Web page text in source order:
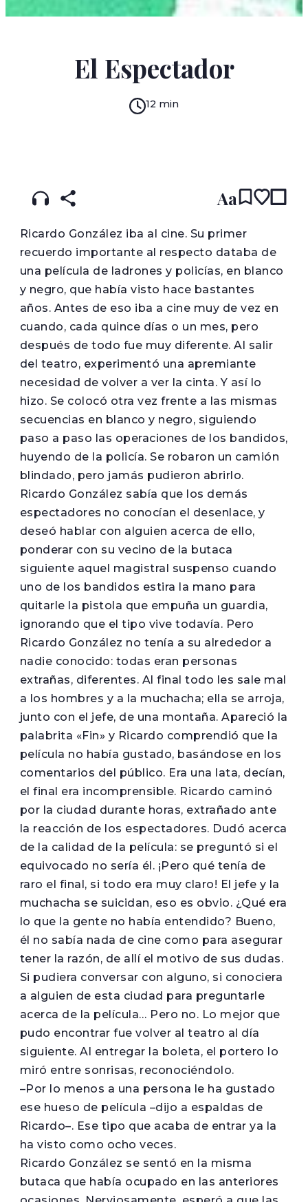
El Espectador
12 min
Aa
Ricardo González iba al cine. Su primer
recuerdo importante al respecto databa de
una película de ladrones y policías, en blanco
y negro, que había visto hace bastantes
años. Antes de eso iba a cine muy de vez en
cuando, cada quince días o un mes, pero
después de todo fue muy diferente. Al salir
del teatro, experimentó una apremiante
necesidad de volver a ver la cinta. Y así lo
hizo. Se colocó otra vez frente a las mismas
secuencias en blanco y negro, siguiendo
paso a paso las operaciones de los bandidos,
huyendo de la policía. Se robaron un camión
blindado, pero jamás pudieron abrirlo.
Ricardo González sabía que los demás
espectadores no conocían el desenlace, y
deseó hablar con alguien acerca de ello,
ponderar con su vecino de la butaca
siguiente aquel magistral suspenso cuando
uno de los bandidos estira la mano para
quitarle la pistola que empuña un guardia,
ignorando que el tipo vive todavía. Pero
Ricardo González no tenía a su alrededor a
nadie conocido: todas eran personas
extrañas, diferentes. Al final todo les sale mal
a los hombres y a la muchacha; ella se arroja,
junto con el jefe, de una montaña. Apareció la
palabrita «Fin» y Ricardo comprendió que la
película no había gustado, basándose en los
comentarios del público. Era una lata, decían,
el final era incomprensible. Ricardo caminó
por la ciudad durante horas, extrañado ante
la reacción de los espectadores. Dudó acerca
de la calidad de la película: se preguntó si el
equivocado no sería él. ¡Pero qué tenía de
raro el final, si todo era muy claro! El jefe y la
muchacha se suicidan, eso es obvio. ¿Qué era
lo que la gente no había entendido? Bueno,
él no sabía nada de cine como para asegurar
tener la razón, de allí el motivo de sus dudas.
Si pudiera conversar con alguno, si conociera
a alguien de esta ciudad para preguntarle
acerca de la película… Pero no. Lo mejor que
pudo encontrar fue volver al teatro al día
siguiente. Al entregar la boleta, el portero lo
miró entre sonrisas, reconociéndolo.
–Por lo menos a una persona le ha gustado
ese hueso de película –dijo a espaldas de
Ricardo–. Ese tipo que acaba de entrar ya la
ha visto como ocho veces.
Ricardo González se sentó en la misma
butaca que había ocupado en las anteriores